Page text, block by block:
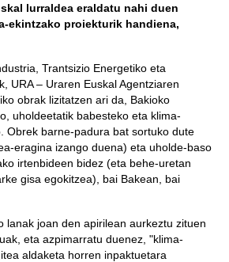
lurraldea eraldatu nahi duen
ekintzako proiekturik handiena,
Trantsizio Energetiko eta
URA – Uraren Euskal Agentziaren
obrak lizitatzen ari da, Bakioko
uholdeetatik babesteko eta klima-
Obrek barne-padura bat sortuko dute
eragina izango duena) eta uholde-baso
irtenbideen bidez (eta behe-uretan
gisa egokitzea), bai Bakean, bai
lanak joan den apirilean aurkeztu zituen
eta azpimarratu duenez, "klima-
aldaketa horren inpaktuetara